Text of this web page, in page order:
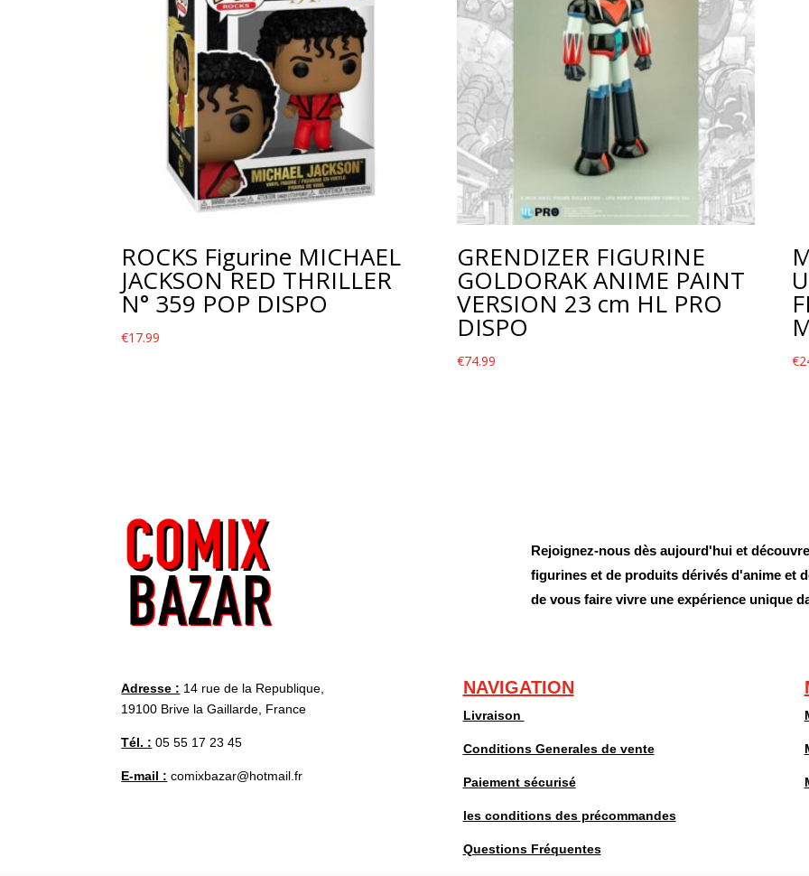
ROCKS Figurine MICHAEL
JACKSON RED THRILLER
N° 359 POP DISPO
€17.99
GRENDIZER FIGURINE
GOLDORAK ANIME PAINT
VERSION 23 cm HL PRO
DISPO
€74.99 €
Rejoignez-nous dès aujourd'hui et
figurines et de produits dérivés d'anime et
de vous faire vivre une expérience unique
Adresse : 14 rue de la Republique,
19100 Brive la Gaillarde, France
Tél. : 05 55 17 23 45
E-mail : comixbazar@hotmail.fr
NAVIGATION
Livraison
Conditions Generales de vente
Paiement sécurisé
les conditions des précommandes
Questions Fréquentes